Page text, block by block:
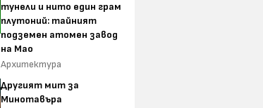
тунели и нито един грам
плутоний: тайният
подземен атомен завод
на Мао
Архитектура
Другият мит за
Минотавъра